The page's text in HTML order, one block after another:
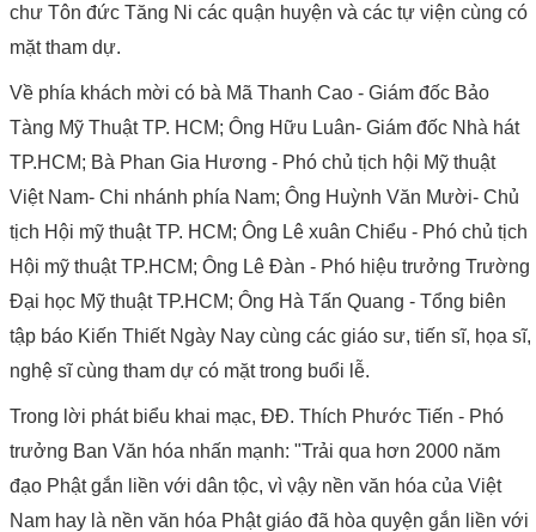
chư Tôn đức Tăng Ni các quận huyện và các tự viện cùng có
mặt tham dự.
Về phía khách mời có bà Mã Thanh Cao - Giám đốc Bảo
Tàng Mỹ Thuật TP. HCM; Ông Hữu Luân- Giám đốc Nhà hát
TP.HCM; Bà Phan Gia Hương - Phó chủ tịch hội Mỹ thuật
Việt Nam- Chi nhánh phía Nam; Ông Huỳnh Văn Mười- Chủ
tịch Hội mỹ thuật TP. HCM; Ông Lê xuân Chiểu - Phó chủ tịch
Hội mỹ thuật TP.HCM; Ông Lê Đàn - Phó hiệu trưởng Trường
Đại học Mỹ thuật TP.HCM; Ông Hà Tấn Quang - Tổng biên
tập báo Kiến Thiết Ngày Nay cùng các giáo sư, tiến sĩ, họa sĩ,
nghệ sĩ cùng tham dự có mặt trong buổi lễ.
Trong lời phát biểu khai mạc, ĐĐ. Thích Phước Tiến - Phó
trưởng Ban Văn hóa nhấn mạnh: "Trải qua hơn 2000 năm
đạo Phật gắn liền với dân tộc, vì vậy nền văn hóa của Việt
Nam hay là nền văn hóa Phật giáo đã hòa quyện gắn liền với